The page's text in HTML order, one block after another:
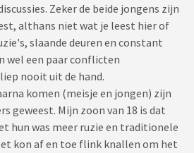
Zeker de beide jongens zijn
althans niet wat je leest hier of
slaande deuren en constant
wel een paar conflicten
nooit uit de hand.
komen (meisje en jongen) zijn
geweest. Mijn zoon van 18 is dat
hun was meer ruzie en traditionele
kon af en toe flink knallen om het